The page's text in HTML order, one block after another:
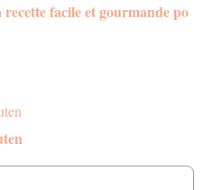
facile et gourmande po